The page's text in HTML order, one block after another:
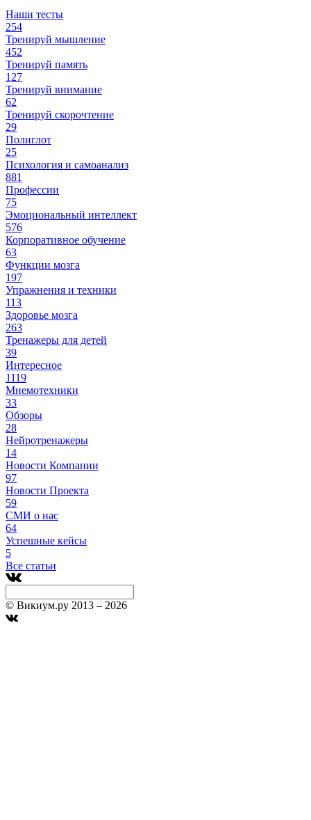
Наши тесты
254
Тренируй мышление
452
Тренируй память
127
Тренируй внимание
62
Тренируй скорочтение
29
Полиглот
25
Психология и самоанализ
881
Профессии
75
Эмоциональный интеллект
576
Корпоративное обучение
63
Функции мозга
197
Упражнения и техники
113
Здоровье мозга
263
Тренажеры для детей
39
Интересное
1119
Мнемотехники
33
Обзоры
28
Нейротренажеры
14
Новости Компании
97
Новости Проекта
59
СМИ о нас
64
Успешные кейсы
5
Все статьи
© Викиум.ру 2013 – 2026